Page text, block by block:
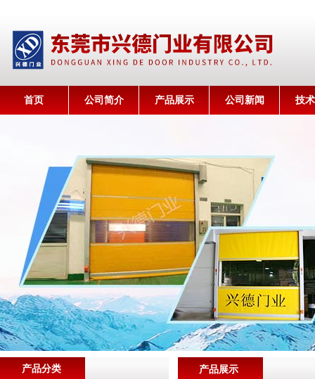
首页 公司简介 产品展示 公司新闻 技
产品展示
产品分类